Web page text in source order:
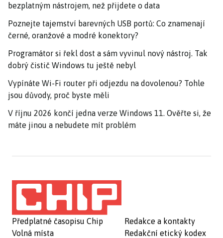
bezplatným nástrojem, než přijdete o data
Poznejte tajemství barevných USB portů: Co znamenají
černé, oranžové a modré konektory?
Programátor si řekl dost a sám vyvinul nový nástroj. Tak
dobrý čistič Windows tu ještě nebyl
Vypínáte Wi-Fi router při odjezdu na dovolenou? Tohle
jsou důvody, proč byste měli
V říjnu 2026 končí jedna verze Windows 11. Ověřte si, že
máte jinou a nebudete mít problém
Předplatné časopisu Chip
Volná místa
Redakce a kontakty
Redakční etický kodex